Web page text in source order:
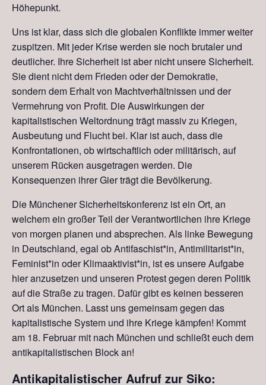
Höhepunkt.
Uns ist klar, dass sich die globalen Konflikte immer weiter
zuspitzen. Mit jeder Krise werden sie noch brutaler und
deutlicher. Ihre Sicherheit ist aber nicht unsere Sicherheit.
Sie dient nicht dem Frieden oder der Demokratie,
sondern dem Erhalt von Machtverhältnissen und der
Vermehrung von Profit. Die Auswirkungen der
kapitalistischen Weltordnung trägt massiv zu Kriegen,
Ausbeutung und Flucht bei. Klar ist auch, dass die
Konfrontationen, ob wirtschaftlich oder militärisch, auf
unserem Rücken ausgetragen werden. Die
Konsequenzen ihrer Gier trägt die Bevölkerung.
Die Münchener Sicherheitskonferenz ist ein Ort, an
welchem ein großer Teil der Verantwortlichen ihre Kriege
von morgen planen und absprechen. Als linke Bewegung
in Deutschland, egal ob Antifaschist*in, Antimilitarist*in,
Feminist*in oder Klimaaktivist*in, ist es unsere Aufgabe
hier anzusetzen und unseren Protest gegen deren Politik
auf die Straße zu tragen. Dafür gibt es keinen besseren
Ort als München. Lasst uns gemeinsam gegen das
kapitalistische System und ihre Kriege kämpfen! Kommt
am 18. Februar mit nach München und schließt euch dem
antikapitalistischen Block an!
Antikapitalistischer Aufruf zur Siko: